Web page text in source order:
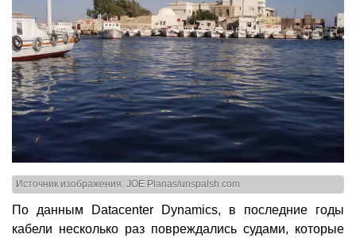
Источник изображения: JOE Planas/unspalsh.com
По данным Datacenter Dynamics, в последние годы
кабели несколько раз повреждались судами, которые